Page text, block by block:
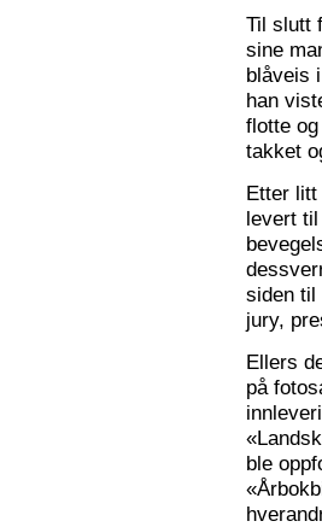
Til slutt
sine
blåveis
han
flotte
takket
Etter litt
levert
siden til
jury,
Ellers
på
ble